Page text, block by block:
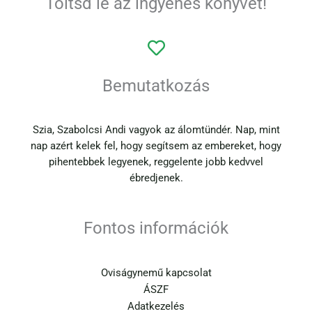
Bemutatkozás
Szia, Szabolcsi Andi vagyok az álomtündér. Nap, mint
nap azért kelek fel, hogy segítsem az embereket, hogy
pihentebbek legyenek, reggelente jobb kedvvel
ébredjenek.
Fontos információk
Oviságynemű kapcsolat
ÁSZF
Adatkezelés